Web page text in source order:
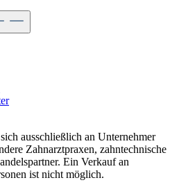
ausschließlich an Unternehmer
Zahnarztpraxen, zahntechnische
Ein Verkauf an
ist nicht möglich.